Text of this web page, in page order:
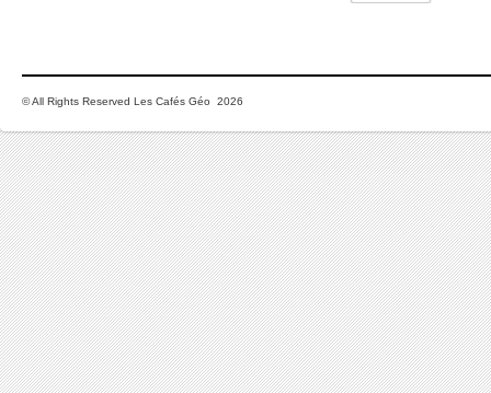
© All Rights Reserved Les Cafés Géo 2026